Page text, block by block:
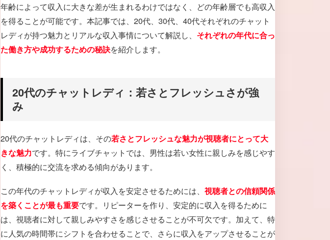
年齢によって収入に大きな差が生まれるわけではなく、どの年齢層でも高収入
を得ることが可能です。本記事では、20代、30代、40代それぞれのチャット
レディが持つ魅力とリアルな収入事情について解説し、 それぞれの年代に合っ
た働き方や成功するための秘訣を紹介します。
20代のチャットレディ：若さとフレッシュさが強
み
20代のチャットレディは、その若さとフレッシュな魅力が視聴者にとって大
きな魅力です。特にライブチャットでは、男性は若い女性に親しみを感じやす
く、積極的に交流を求める傾向があります。
この年代のチャットレディが収入を安定させるためには、 視聴者との信頼関係
を築くことが最も重要です。リピーターを作り、安定的に収入を得るために
は、視聴者に対して親しみやすさを感じさせることが不可欠です。加えて、特
に人気の時間帯にシフトを合わせることで、さらに収入をアップさせることが